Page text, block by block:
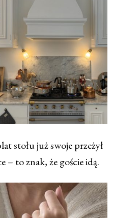
stołu już swoje przeżył
– to znak, że goście idą.